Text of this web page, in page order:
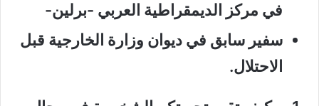
في مركز الديمقراطية العربي -برلين-
سفير سابق في ديوان وزارة الخارجية قبل
الاحتلال.